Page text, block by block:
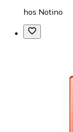
hos Notino